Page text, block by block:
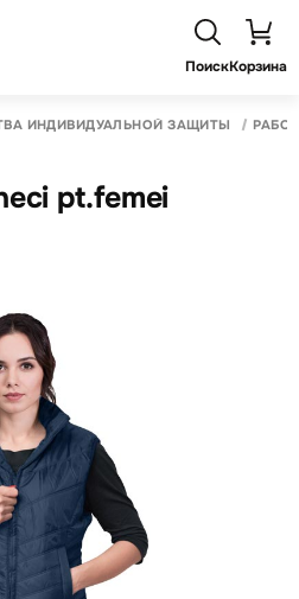
ПоискКорзина
ИНДИВИДУАЛЬНОЙ ЗАЩИТЫ
pt.femei